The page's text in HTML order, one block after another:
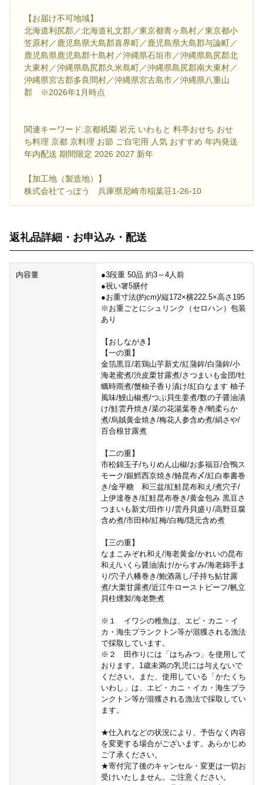
【お届け不可地域】
北海道利尻郡／北海道礼文郡／東京都青ヶ島村／東京都小
笠原村／鹿児島県大島郡喜界町／鹿児島県大島郡与論町／
鹿児島県鹿児島郡十島村／沖縄県石垣市／沖縄県島尻郡北
大東村／沖縄県島尻郡久米島町／沖縄県島尻郡南大東村／
沖縄県宮古郡多良間村／沖縄県宮古島市／沖縄県八重山
郡 ※2026年1月時点
関連キーワード:京都祇園 岩元 いわもと 料亭おせち おせ
ち料理 京都 京料理 お節 ご自宅用 人気 おすすめ 年内発送
年内配送 期間限定 2026 2027 新年
【加工地（製造地）】
株式会社てっぽう 兵庫県尼崎市稲葉荘1-26-10
返礼品詳細・お申込み・配送
内容量
●3段重 50品 約3～4人前
●祝い箸5膳付
●お重寸法(約cm)/縦172×横222.5×高さ195
※お重ごとにシュリンク（セロハン）包装
あり
【おしながき】
【一の重】
金箔黒豆/若鶏山芋新丈/紅蒲鉾/白蒲鉾/小
海老蜜煮/渋皮栗甘露煮/さつまいも金団/牡
蠣時雨煮/蟹柚子香り漬け/紅白なます 柚子
風味/鰻山椒煮/つぶ貝生姜煮/数の子醤油漬
け/鮭雲丹焼き/菜の花湯葉巻き/蛸柔らか
煮/烏賊黄金焼き/梅花人参含め煮/絹さや/
百合根甘露煮
【二の重】
市松錦玉子/ちりめん山椒/お多福豆/合鴨ス
モーク/銀鱈西京焼き/鰆昆布〆/紅白奉書巻
き/金平糖 和三盆/紅鮭昆布和え/煮穴子/
上伊達巻き/紅鮭昆布巻き/黄金包み 黒豆さ
つまいも新丈/田作り/雲丹貝盛り/高野豆腐
含め煮/市田柿/紅梅/白梅/隠元含め煮
【三の重】
なまこみぞれ和え/海老黄金/かれいの昆布
和え/いくら醤油漬け/からすみ/海老錦手ま
り/穴子八幡巻き/鮑酒蒸し/子持ち鮎甘露
煮/大栗甘露煮/近江牛ローストビーフ/帆立
貝柱燻製/海老艶煮
※１ イワシの稚魚は、エビ・カニ・イ
カ・海生プランクトン等が混獲される漁法
で採取しています。
※２ 田作りには「はちみつ」を使用して
おります。1歳未満の乳児には与えないで
ください。また、使用している「かたくち
いわし」は、エビ・カニ・イカ・海生プラ
ンクトン等が混獲される漁法で採取してい
ます。
★仕入れなどの状況により、予告なく内容
を変更する場合がございます。あらかじめ
ご了承ください。
★寄付完了後のキャンセル・変更は一切お
受けいたしません。ご注意ください。